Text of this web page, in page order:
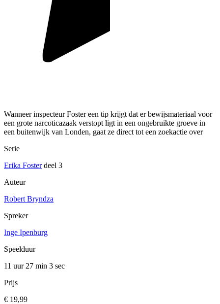
Wanneer inspecteur Foster een tip krijgt dat er bewijsmateriaal voor
een grote narcoticazaak verstopt ligt in een ongebruikte groeve in
een buitenwijk van Londen, gaat ze direct tot een zoekactie over
Serie
Erika Fosterdeel 3
Auteur
Robert Bryndza
Spreker
Inge Ipenburg
Speelduur
11 uur 27 min 3 sec
Prijs
€ 19,99